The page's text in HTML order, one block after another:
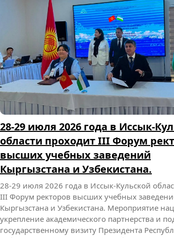
О СПОРТИВНЫХ УСПЕХАХ
О СПОРТИВНЫХ УСПЕХАХ СТУДЕНТОВ МНУ
июля этого года на Иссык-Куле состоялся
Kyrgyzstan National Jiu Jitsu Championship 2026 —
официальный национальный чемпионат по
в Кыргызстане под эгидой международной
Abu Dhabi Jiu Jitsu Pro. Студент
университета имени К.Ш. Токтомаматова по
«Экономика», профилю «Финансы и кредит»
группа ФК-1-25М) Мухаммадазиз…